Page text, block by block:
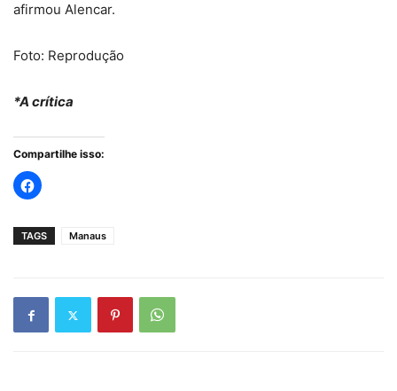
afirmou Alencar.
Foto: Reprodução
*A crítica
Compartilhe isso:
TAGS Manaus